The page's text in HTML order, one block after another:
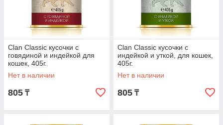
Clan Classic кусочки с
говядиной и индейкой для
кошек, 405г.
Нет в наличии
805 ₸
Clan Classiс кусочки с
индейкой и уткой, для кошек,
405г.
Нет в наличии
805 ₸